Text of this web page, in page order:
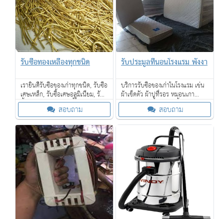
รับซื้อทองเหลืองทุกชนิด
เรายินดีรับซื้อของเก่าทุกชนิด, รับซื้อ
เศษเหล็ก, รับซื้อเศษอลูมิเนียม, รับ
ซื้อเศษสแตนเลส, รับซื้อเศษ
ทองแดง, รับซื้อเศษทองเหลือง
เป็นต้น
สอบถาม
รับประมูลที่นอนโรงแรม พังงา
บริการรับซื้อของเก่าในโรงแรม เช่น
ผ้าเช็ดตัว ผ้าปูที่รอร หมอนเกา
เฟอร์นิเจอร์ โคมไฟ กาน้ำร้อน ไดร์
เป่าผม โซฟา เตียงนอน ที่นอน และ
อื่น ๆ
สอบถาม